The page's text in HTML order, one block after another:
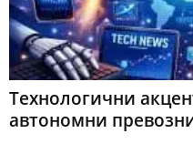
Технологични
автономни